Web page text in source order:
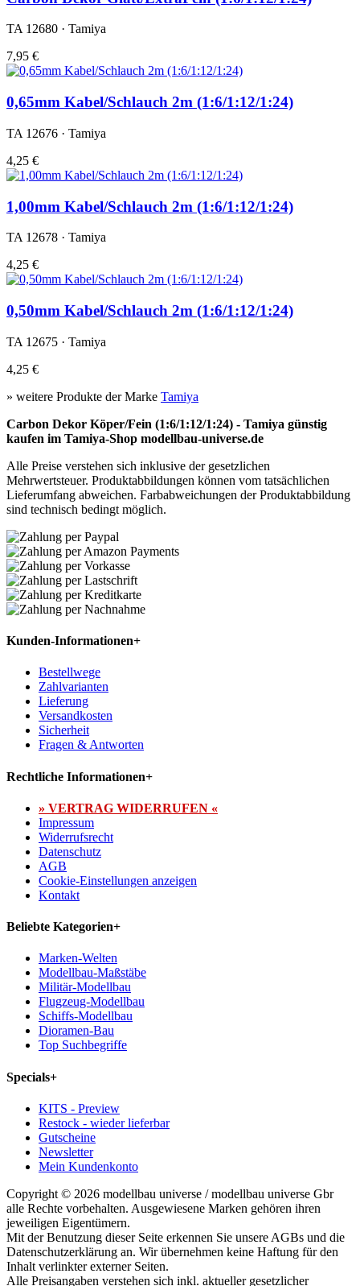
TA 12680 · Tamiya
7,95 €
0,65mm Kabel/Schlauch 2m (1:6/1:12/1:24)
TA 12676 · Tamiya
4,25 €
1,00mm Kabel/Schlauch 2m (1:6/1:12/1:24)
TA 12678 · Tamiya
4,25 €
0,50mm Kabel/Schlauch 2m (1:6/1:12/1:24)
TA 12675 · Tamiya
4,25 €
» weitere Produkte der Marke Tamiya
Carbon Dekor Köper/Fein (1:6/1:12/1:24) - Tamiya günstig
kaufen im Tamiya-Shop modellbau-universe.de
Alle Preise verstehen sich inklusive der gesetzlichen
Mehrwertsteuer. Produktabbildungen können vom tatsächlichen
Lieferumfang abweichen. Farbabweichungen der Produktabbildung
sind technisch bedingt möglich.
Kunden-Informationen+
Bestellwege
Zahlvarianten
Lieferung
Versandkosten
Sicherheit
Fragen & Antworten
Rechtliche Informationen+
» VERTRAG WIDERRUFEN «
Impressum
Widerrufsrecht
Datenschutz
AGB
Cookie-Einstellungen anzeigen
Kontakt
Beliebte Kategorien+
Marken-Welten
Modellbau-Maßstäbe
Militär-Modellbau
Flugzeug-Modellbau
Schiffs-Modellbau
Dioramen-Bau
Top Suchbegriffe
Specials+
KITS - Preview
Restock - wieder lieferbar
Gutscheine
Newsletter
Mein Kundenkonto
Copyright © 2026 modellbau universe / modellbau universe Gbr
alle Rechte vorbehalten. Ausgewiesene Marken gehören ihren
jeweiligen Eigentümern.
Mit der Benutzung dieser Seite erkennen Sie unsere AGBs und die
Datenschutzerklärung an. Wir übernehmen keine Haftung für den
Inhalt verlinkter externer Seiten.
Alle Preisangaben verstehen sich inkl. aktueller gesetzlicher